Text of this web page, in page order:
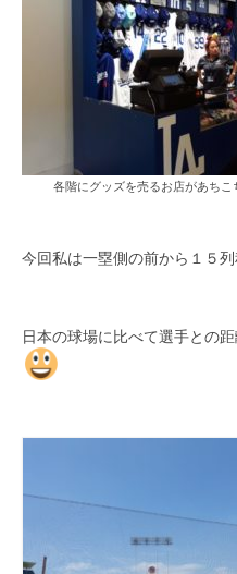
各階にグッズを売るお店があちこ
今回私は一塁側の前から１５
日本の球場に比べて選手との